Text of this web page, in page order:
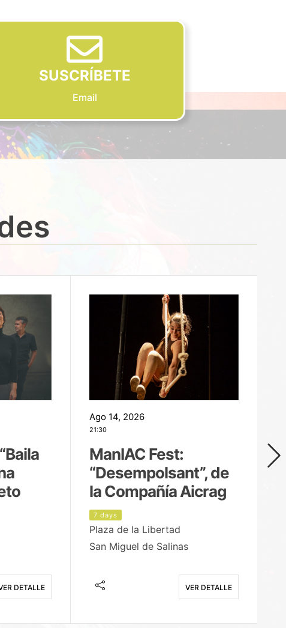
SUSCRÍBETE
Email
DETALLE
Ago 14, 2026
21:30
ManIAC Fest:
“Desempolsant”, de
la Compañía Aicrag
7 days
Plaza de la Libertad
San Miguel de Salinas
VER DETALLE